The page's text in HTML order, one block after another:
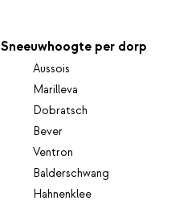
Sneeuwhoogte per dorp
Aussois
Marilleva
Dobratsch
Bever
Ventron
Balderschwang
Hahnenklee